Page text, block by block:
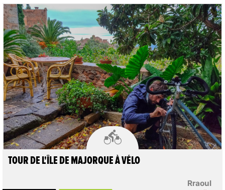

Rraoul
TOUR DE L'ÎLE DE MAJORQUE À VÉLO